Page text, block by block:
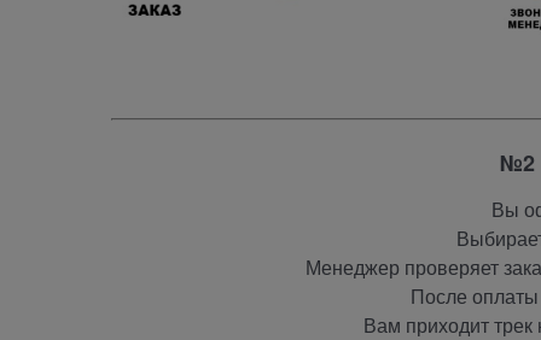
№2
Вы
Менеджер проверяет
После
Вам приходит